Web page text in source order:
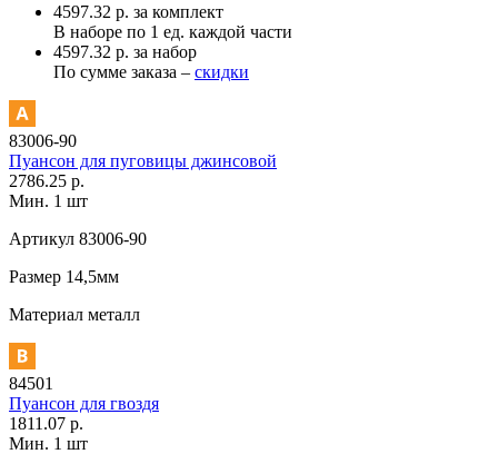
4597.32 р. за комплект
В наборе по 1 ед. каждой части
4597.32 р. за набор
По сумме заказа – скидки
83006-90
Пуансон для пуговицы джинсовой
2786.25 р.
Мин. 1 шт
Артикул 83006-90
Размер 14,5мм
Материал металл
84501
Пуансон для гвоздя
1811.07 р.
Мин. 1 шт